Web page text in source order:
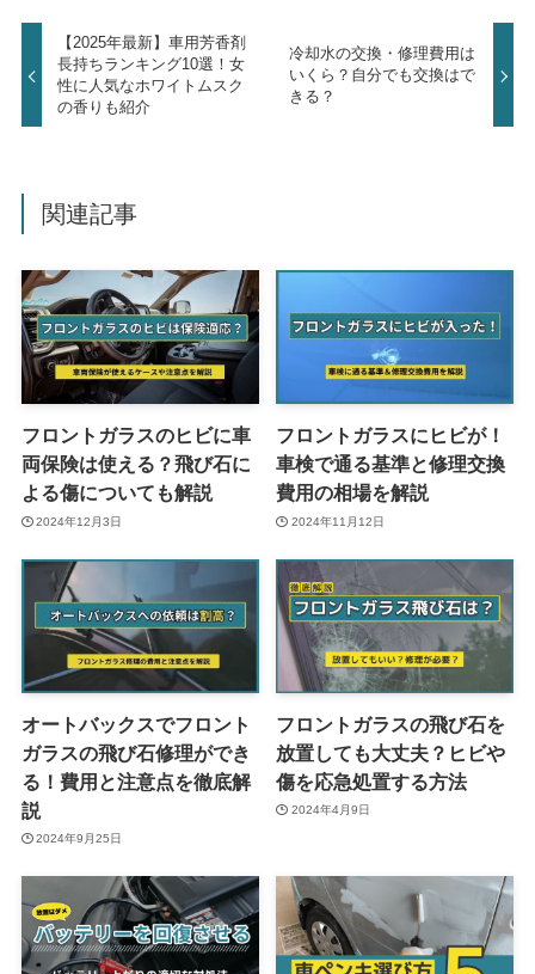
【2025年最新】車用芳香剤
長持ちランキング10選！女
性に人気なホワイトムスク
の香りも紹介
冷却水の交換・修理費用は
いくら？自分でも交換はで
きる？
関連記事
フロントガラスのヒビに車
両保険は使える？飛び石に
よる傷についても解説
2024年12月3日
フロントガラスにヒビが！
車検で通る基準と修理交換
費用の相場を解説
2024年11月12日
オートバックスでフロント
ガラスの飛び石修理ができ
る！費用と注意点を徹底解
説
2024年9月25日
フロントガラスの飛び石を
放置しても大丈夫？ヒビや
傷を応急処置する方法
2024年4月9日